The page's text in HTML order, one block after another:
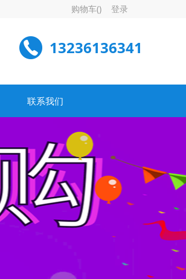
购物车() 登录
13236136341
联系我们